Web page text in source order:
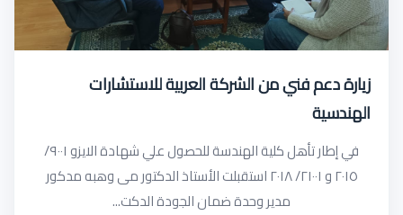
زيارة دعم فني من الشركة العربية للاستشارات
الهندسية
في إطار تأهل كلية الهندسة للحصول علي شهادة الايزو ٩٠٠١/
٢٠١٥ و ٢١٠٠١/ ٢٠١٨ استقبلت الأستاذ الدكتور مى وهبه مدكور
مدير وحدة ضمان الجودة الدكت...